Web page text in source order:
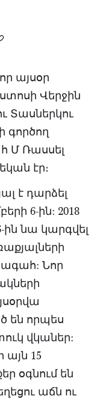
այսօր
Վերջին
Տասներկու
գործող
Ռասսել
էր։
է դարձել
6-ին: 2018
նա կարգվել
Նոր
են որպես
վկաներ:
այն 15
օգնում են
աճն ու